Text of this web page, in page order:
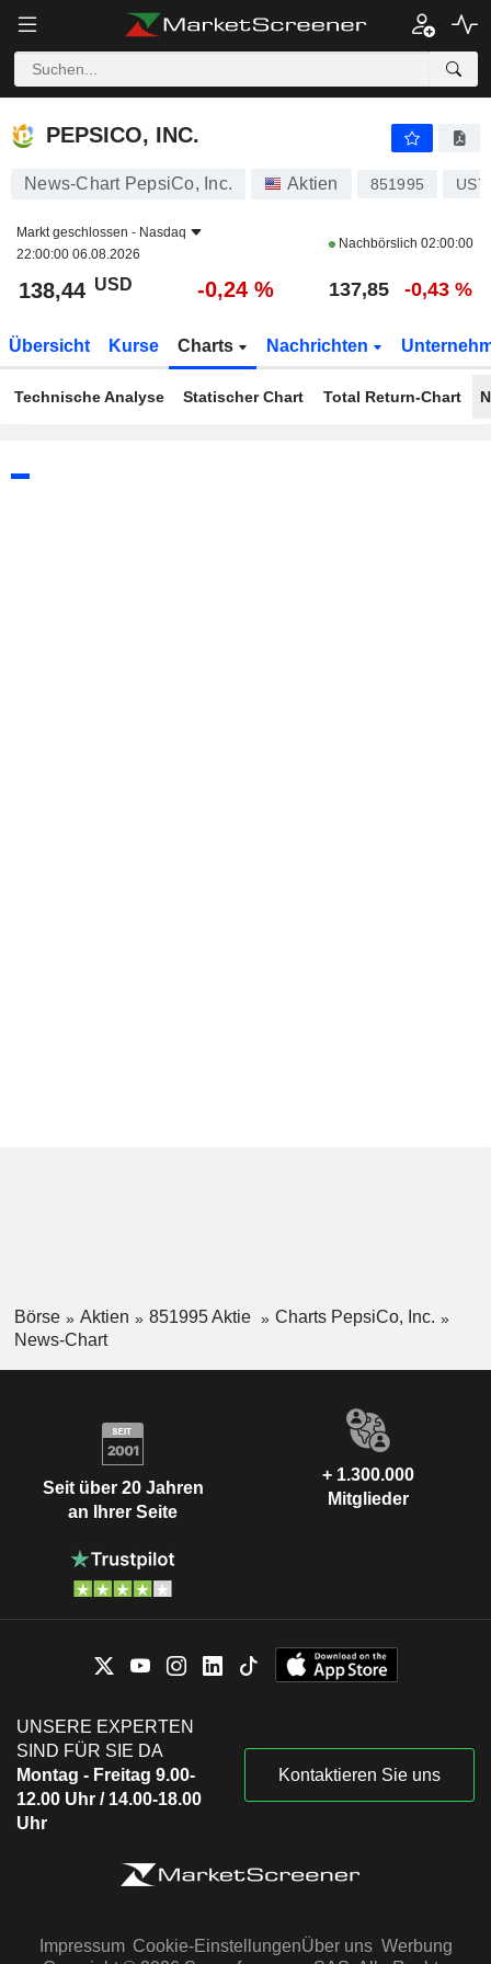
PEPSICO, INC.
PEPSICO, INC.
News-Chart PepsiCo, Inc. Aktien 851995
Markt geschlossen - Nasdaq
22:00:00 06.08.2026
Nachbörslich 02:00:00
138,44 USD -0,24 % 137,85 -0,43 %
Übersicht Kurse Charts Nachrichten
Technische Analyse Statischer Chart Total Return-Chart
Börse Aktien 851995 Aktie
Charts PepsiCo, Inc.
News-Chart
Seit über 20 Jahren
an Ihrer Seite
+ 1.300.000
Mitglieder
UNSERE EXPERTEN
SIND FÜR SIE DA
Montag - Freitag 9.00-
12.00 Uhr / 14.00-18.00
Uhr
Kontaktieren Sie uns
Impressum Cookie-EinstellungenÜber uns Werbung